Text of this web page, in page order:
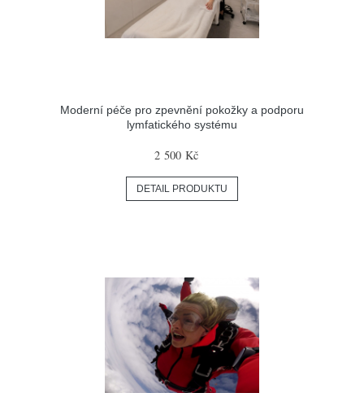
Moderní péče pro zpevnění pokožky a podporu
lymfatického systému
2 500 Kč
DETAIL PRODUKTU